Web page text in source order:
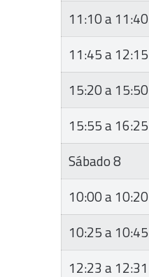
11:10 a 11:40
11:45 a 12:15
15:20 a 15:50
15:55 a 16:25
Sábado 8
10:00 a 10:20
10:25 a 10:45
12:23 a 12:31